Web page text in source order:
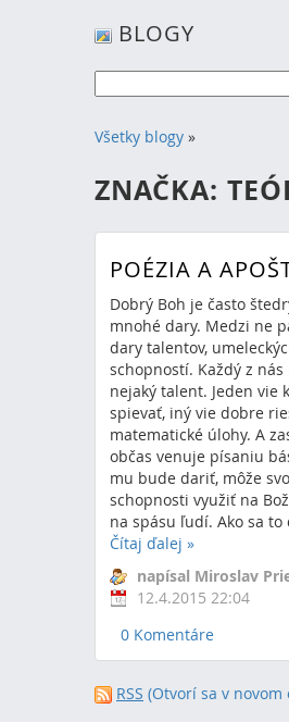
BLOGY
Všetky blogy »
ZNAČKA:
POÉZIA A
Dobrý Boh je často
mnohé dary. Medzi ne
dary talentov,
schopností. Každý z nás
nejaký talent. Jeden vie
spievať, iný vie dobre
matematické úlohy. A
občas venuje písaniu
mu bude dariť, môže
schopnosti využiť na
na spásu ľudí. Ako sa to
Čítaj ďalej »
napísal Miroslav
12.4.2015 22:04
0 Komentáre
RSS (Otvorí sa v novom